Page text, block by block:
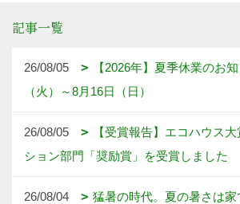
記事一覧
26/08/05
【2026年】夏季休業のお
（火）～8月16日（日）
26/08/05
【受賞報告】エコハウス
ション部門「奨励賞」を受賞しました
26/08/04
猛暑の時代。夏の暑さは